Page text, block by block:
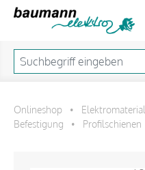
Onlineshop • Elektromaterial
Befestigung
• Profilschienen